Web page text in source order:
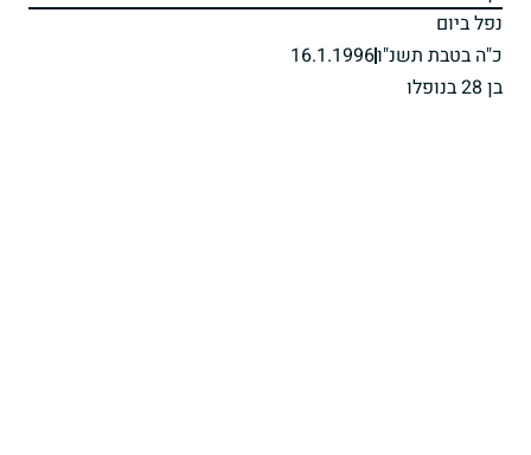
נפל ביום
כ"ה בטבת תשנ"ו16.1.1996
בן 28 בנופלו